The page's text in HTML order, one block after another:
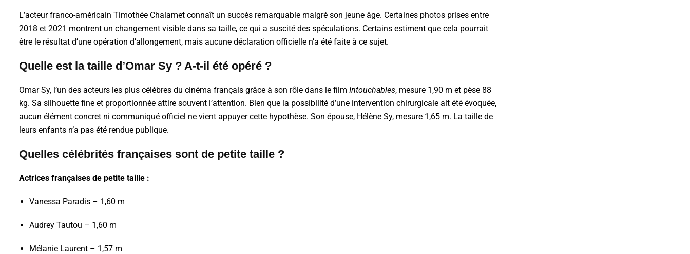
L’acteur franco-américain Timothée Chalamet connaît un succès remarquable malgré son jeune âge. Certaines photos prises entre
2018 et 2021 montrent un changement visible dans sa taille, ce qui a suscité des spéculations. Certains estiment que cela pourrait
être le résultat d’une opération d’allongement, mais aucune déclaration officielle n’a été faite à ce sujet.
Quelle est la taille d’Omar Sy ? A-t-il été opéré ?
Omar Sy, l’un des acteurs les plus célèbres du cinéma français grâce à son rôle dans le film Intouchables, mesure 1,90 m et pèse 88
kg. Sa silhouette fine et proportionnée attire souvent l’attention. Bien que la possibilité d’une intervention chirurgicale ait été évoquée,
aucun élément concret ni communiqué officiel ne vient appuyer cette hypothèse. Son épouse, Hélène Sy, mesure 1,65 m. La taille de
leurs enfants n’a pas été rendue publique.
Quelles célébrités françaises sont de petite taille ?
Actrices françaises de petite taille :
Vanessa Paradis – 1,60 m
Audrey Tautou – 1,60 m
Mélanie Laurent – 1,57 m